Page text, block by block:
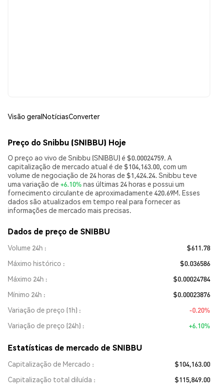
Visão geralNotíciasConverter
Preço do Snibbu (SNIBBU) Hoje
O preço ao vivo de Snibbu (SNIBBU) é $0.00024759. A
capitalização de mercado atual é de $104,163.00, com um
volume de negociação de 24 horas de $1,424.24. Snibbu teve
uma variação de +6.10% nas últimas 24 horas e possui um
fornecimento circulante de aproximadamente 420.69M. Esses
dados são atualizados em tempo real para fornecer as
informações de mercado mais precisas.
Dados de preço de SNIBBU
Volume 24h
$611.78
Máximo histórico
$0.036586
Máximo 24h
$0.00024784
Mínimo 24h
$0.00023876
Variação de preço (1h)
-0.20%
Variação de preço (24h)
+6.10%
Estatísticas de mercado de SNIBBU
Capitalização de Mercado
$104,163.00
Capitalização total diluída
$115,849.00